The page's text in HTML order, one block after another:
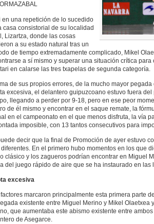
en una repetición de lo sucedido
casa consistorial de su localidad
Lizartza, donde las cosas
a su estado natural tras un
de tiempo extremadamente complicado, Mikel
a sí mismo y superar una situación crítica
en calarse las tres txapelas de segunda categoría.
de sus propios errores, de la mucho mayor
excesiva, el delantero guipuzcoano estuvo fuera
llegando a perder por 9-18, pero en ese peor
de él mismo y encontrar en el saque remate, la
en el campeonato en el que menos disfruta, la vía
imposible, con 13 tantos consecutivos para
decir que la final de Promoción de ayer estuvo
diferentes. En el primero hubo momentos en los que
clásico y los zagueros podrían encontrar en Miguel
del juego rápido de aire que se ha instaurado en las
excesiva
factores marcaron principalmente esta primera parte
existente entre Miguel Merino y Mikel Olaetxea
que aumentaba este abismo existente entre
de Asegarce.